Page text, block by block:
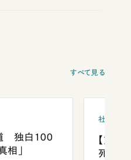
すべて見る
道 独白100
」
社会
【熊本
死を分